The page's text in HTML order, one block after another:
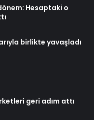
Hesaptaki o
birlikte yavaşladı
geri adım attı